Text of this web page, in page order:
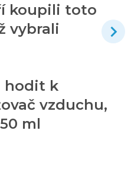
koupili toto
vybrali
hodit k
vzduchu,
ml